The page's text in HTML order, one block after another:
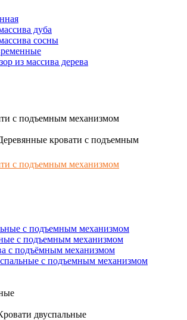
дуба
сосны
из массива дерева
с подъемным механизмом
кровати с подъемным
с подъемным механизмом
с подъемным механизмом
с подъемным механизмом
с подъёмным механизмом
с подъемным механизмом
двуспальные